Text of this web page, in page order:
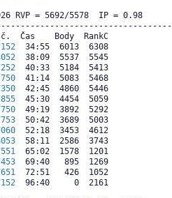
RVP = 5692/5578  IP = 0.98
Body  RankC
  34:55  6013  6308
  38:09  5537  5545
  40:33  5184  5413
  41:14  5083  5468
  42:45  4860  5446
  45:30  4454  5059
  49:19  3892  5292
  50:42  3689  5003
  52:18  3453  4612
  58:11  2586  3743
  65:02  1578  1201
  69:40   895  1269
  72:51   426  1052
  96:40     0  2161